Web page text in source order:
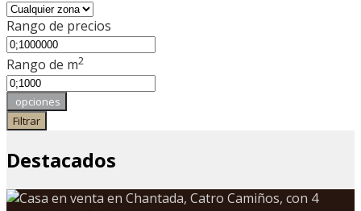
Rango de precios
Rango de m2
opciones
Filtrar
Destacados